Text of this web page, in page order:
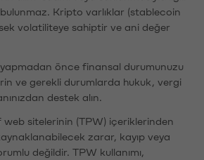
Kripto varlıklar (stablecoin
volatiliteye sahiptir ve ani değer
önce finansal durumunuzu
ve gerekli durumlarda hukuk, vergi
destek alın.
sitelerinin (TPW) içeriklerinden
zarar, kayıp veya
değildir. TPW kullanımı,